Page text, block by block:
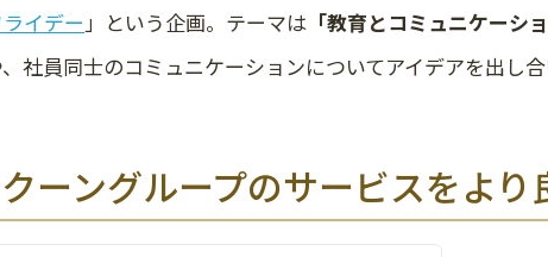
イデー」という企画。テーマは 「教育とコミュニケーショ
社員同士のコミュニケーションについてアイデアを出し合
ーングループのサービスをより